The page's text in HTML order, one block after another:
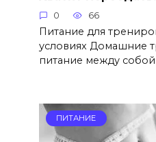
0 66
Питание для
условиях Домашние
питание между собой
ПИТАНИЕ